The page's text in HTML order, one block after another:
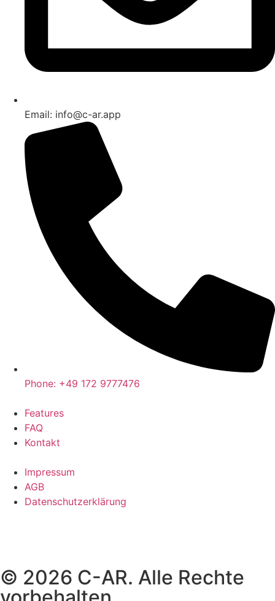
Email: info@c-ar.app
Phone: +49 172 9777476
Features
FAQ
Kontakt
Impressum
AGB
Datenschutzerklärung
© 2026 C-AR. Alle Rechte